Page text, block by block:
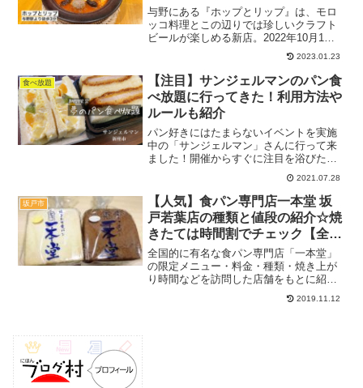
た。
与野にある『ホップとリップ』は、モロ
ッコ料理とこの辺りでは珍しいクラフト
ビールが楽しめる新店。2022年10月1日
にオープンしたばかりで、この日はお店
の方からお声がけいただき取材させてい
ただきました！週替わりのクラフトビー
ルは通うたびにワク...
2023.01.23
食べ放題
【注目】サンジェルマンのパン食
べ放題に行ってきた！利用方法や
ルールも紹介
パン好きにはたまらないイベントを実施
中の「サンジェルマン」さんに行って来
ました！開催からすぐに注目を浴びた本
企画。想像以上に混雑したことから、朝
の部は7月28日をもって休止になるほど大
人気とのこと。実際に利用してみたの
で、ルールなども参考に...
2021.07.28
坂戸市
【人気】食パン専門店一本堂 坂
戸若葉店の種類と値段の紹介☆焼
きたては時間割でチェック【全国
チェーン】
全国的に有名な食パン専門店「一本堂」
の限定メニュー・料金・種類・焼き上が
り時間などを訪問した店舗をもとに紹介
☆季節によってラインナップが変わった
りするので、ぜひ参考にしてください♪
2019.11.12